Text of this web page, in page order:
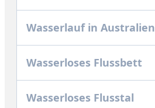
Wasserlauf in Australien
Wasserloses Flussbett
Wasserloses Flusstal